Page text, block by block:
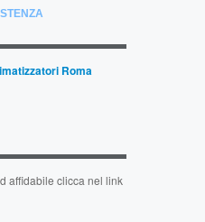
Roma
affidabile clicca nel link